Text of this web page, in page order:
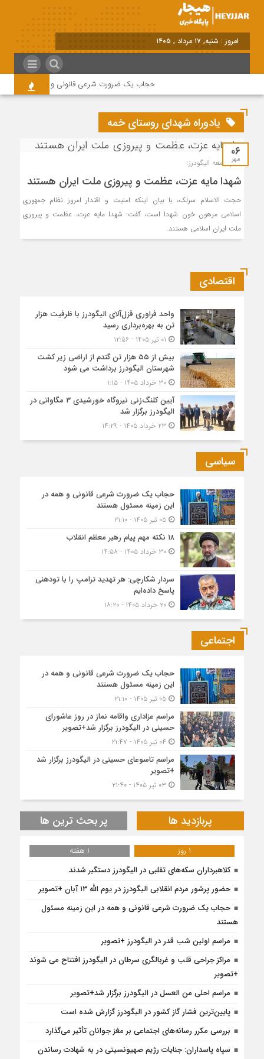
امروز : شنبه, ۱۷ مرداد , ۱۴۰۵
حجاب یک ضرورت شرعی قانونی و همه در این
یادوراه شهدای روستای خمه
۰۶
مهر
امام جمعه الیگودرز:
شهدا مایه عزت، عظمت و پیروزی ملت ایران هستند
حجت الاسلام سرلک، با بیان اینکه امنیت و اقتدار امروز نظام جمهوری
اسلامی مرهون خون شهدا است، گفت: شهدا مایه عزت، عظمت و پیروزی
ملت ایران اسلامی هستند.
اقتصادی
واحد فراوری قزل‌آلای الیگودرز با ظرفیت هزار
تن به بهره‌برداری رسید
بیش از ۵۵ هزار تن گندم از اراضی زیر کشت
شهرستان الیگودرز برداشت می شود
۳۰ خرداد ۱۴۰۵ - ۱:۱۵
آیین کلنگ‌زنی نیروگاه خورشیدی ۳ مگاواتی در
الیگودرز برگزار شد
سیاسی
حجاب یک ضرورت شرعی قانونی و همه در
این زمینه مسئول هستند
۰۵ تیر ۱۴۰۵ - ۲۱:۱۰
۱۸ نکته مهم پیام رهبر معظم انقلاب
۳۰ خرداد ۱۴۰۵ - ۱۴:۵۸
سردار شکارچی: هر تهدید ترامپ را با تودهنی
پاسخ داده‌ایم
۲۰ خرداد ۱۴۰۵ - ۱۸:۲۰
اجتماعی
حجاب یک ضرورت شرعی قانونی و همه در
این زمینه مسئول هستند
۰۵ تیر ۱۴۰۵ - ۲۱:۱۰
مراسم عزاداری واقامه نماز در روز عاشورای
حسینی در الیگودرز برگزار شد+تصویر
مراسم تاسوعای حسینی در الیگودرز برگزار شد
+تصویر
پربازدید ها پر بحث ترین ها
1 روز
1 هفته
کلاهبرداران سکه‌های تقلبی در الیگودرز دستگیر شدند
حضور پرشور مردم انقلابی الیگودرز در یوم الله ۱۳ آبان +تصویر
حجاب یک ضرورت شرعی قانونی و همه در این زمینه مسئول
هستند
مراسم اولین شب قدر در الیگودرز +تصویر
مراکز جراحی قلب و غربالگری سرطان در الیگودرز افتتاح می شوند
+تصویر
مراسم احلی من العسل در الیگودرز برگزار شد+تصویر
پایین‌ترین فشار گاز کشور در الیگودرز گزارش شده است
بررسی مکرر رسانه‌های اجتماعی بر مغز جوانان تأثیر می‌گذارد
سپاه پاسداران: جنایات رژیم صهیونسیتی در به شهادت رساندن